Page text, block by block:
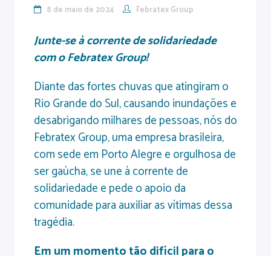
8 de maio de 2024 Febratex Group
Junte-se à corrente de solidariedade
com o Febratex Group!
Diante das fortes chuvas que atingiram o
Rio Grande do Sul, causando inundações e
desabrigando milhares de pessoas, nós do
Febratex Group, uma empresa brasileira,
com sede em Porto Alegre e orgulhosa de
ser gaúcha, se une à corrente de
solidariedade e pede o apoio da
comunidade para auxiliar as vítimas dessa
tragédia.
Em um momento tão difícil para o